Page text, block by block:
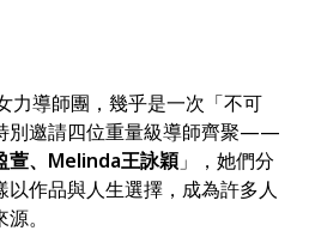
力導師團，幾乎是一次「不可
別邀請四位重量級導師齊聚——
萱、Melinda王詠穎 」，她們分
以作品與人生選擇，成為許多人
。